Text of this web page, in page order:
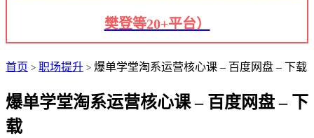
樊登等20+平台）
首页 > 职场提升 > 爆单学堂淘系运营核心课 – 百度网盘 – 下载
爆单学堂淘系运营核心课 – 百度网盘 – 下
载